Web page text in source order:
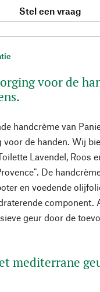
voor de
handcrème van
de handen. Wij
Lavendel, Roos
De
en voedende
component.
geur door de
mediterrane
Stel een vraag